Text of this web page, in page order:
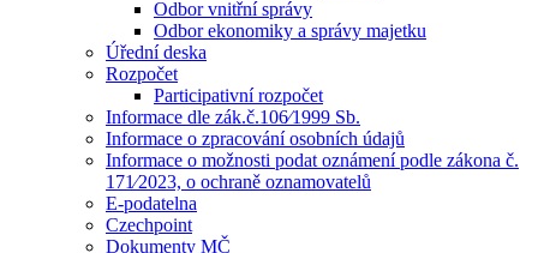
Odbor vnitřní správy
Odbor ekonomiky a správy majetku
Úřední deska
Rozpočet
Participativní rozpočet
Informace dle zák.č.106⁄1999 Sb.
Informace o zpracování osobních údajů
Informace o možnosti podat oznámení podle zákona č.
171⁄2023, o ochraně oznamovatelů
E-podatelna
Czechpoint
Dokumenty MČ